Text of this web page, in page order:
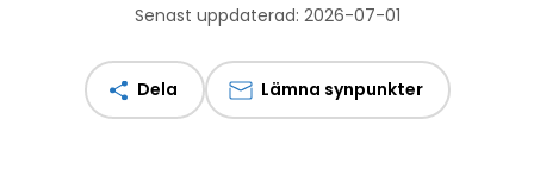
Senast uppdaterad: 2026-07-01
Dela Lämna synpunkter